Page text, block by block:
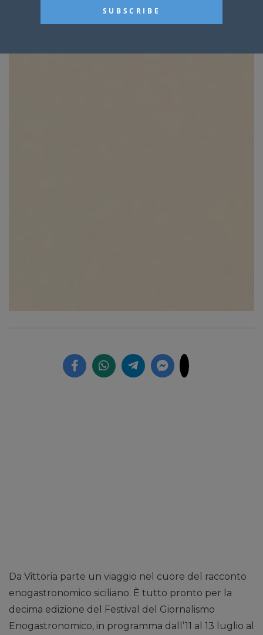
Da Vittoria parte un viaggio nel cuore del racconto
enogastronomico siciliano. È tutto pronto per la
decima edizione del Festival del Giornalismo
Enogastronomico, in programma dall’11 al 13 luglio al